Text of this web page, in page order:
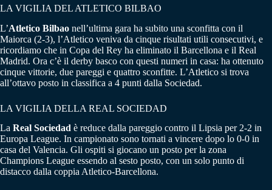
LA VIGILIA DEL ATLETICO BILBAO
L’Atletico Bilbao nell’ultima gara ha subito una sconfitta con il
Maiorca (2-3), l’Atletico veniva da cinque risultati utili consecutivi, e
ricordiamo che in Copa del Rey ha eliminato il Barcellona e il Real
Madrid. Ora c’è il derby basco con questi numeri in casa: ha ottenuto
cinque vittorie, due pareggi e quattro sconfitte. L’Atletico si trova
all’ottavo posto in classifica a 4 punti dalla Sociedad.
LA VIGILIA DELLA REAL SOCIEDAD
La Real Sociedad è reduce dalla pareggio contro il Lipsia per 2-2 in
Europa League. In campionato sono tornati a vincere dopo lo 0-0 in
casa del Valencia. Gli ospiti si giocano un posto per la zona
Champions League essendo al sesto posto, con un solo punto di
distacco dalla coppia Atletico-Barcellona.